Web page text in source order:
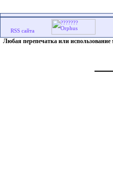
Любая перепечатка или использование